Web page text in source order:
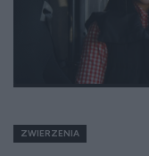
ZWIERZENIA